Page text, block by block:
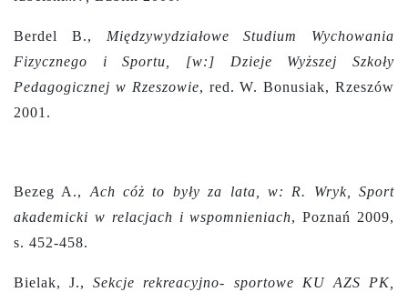
Berdel B., Międzywydziałowe Studium Wychowania
Fizycznego i Sportu, [w:] Dzieje Wyższej Szkoły
Pedagogicznej w Rzeszowie, red. W. Bonusiak, Rzeszów
2001.
Bezeg A., Ach cóż to były za lata, w: R. Wryk, Sport
akademicki w relacjach i wspomnieniach, Poznań 2009,
s. 452-458.
Bielak, J.,Sekcje rekreacyjno- sportowe KU AZS PK,